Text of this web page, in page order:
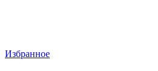
Избранное